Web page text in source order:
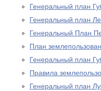
Генеральный план
Генеральный план
Генеральный План
План
Генеральный план
Правила
Генеральный план